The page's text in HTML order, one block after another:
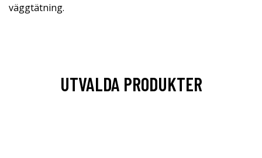
väggtätning.
UTVALDA PRODUKTER